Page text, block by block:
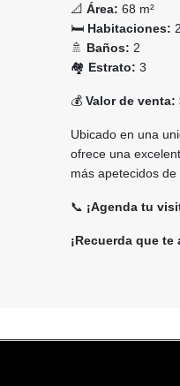
📐 Área: 68 m²
🛏️ Habitaciones: 2
🚿 Baños: 2
🏘️ Estrato: 3
💰 Valor de venta:
Ubicado en una
ofrece una
más apetecidos de
📞 ¡Agenda tu
¡Recuerda que